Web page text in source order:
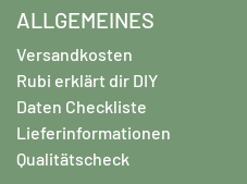
ALLGEMEINES
Versandkosten
Rubi erklärt dir DIY
Daten Checkliste
Lieferinformationen
Qualitätscheck